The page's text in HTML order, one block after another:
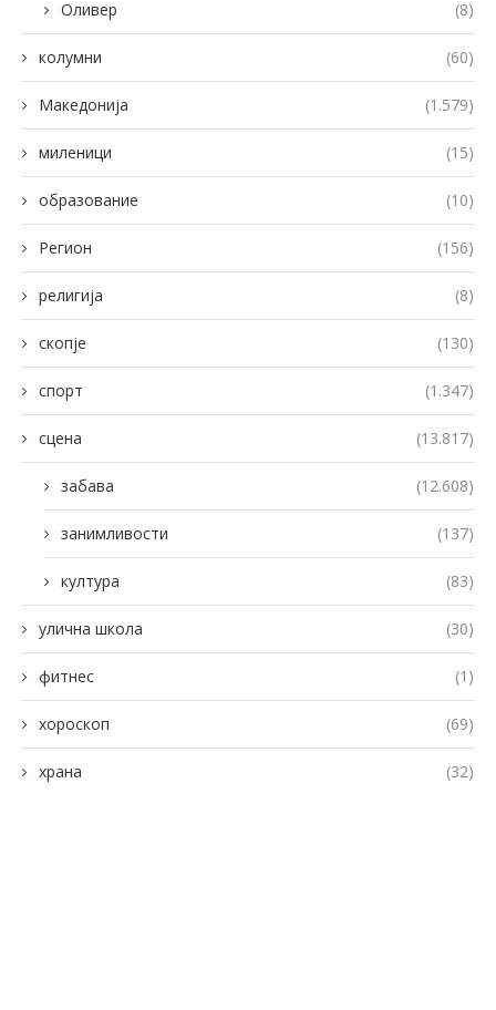
Оливер (8)
колумни (60)
Македонија (1.579)
миленици (15)
образование (10)
Регион (156)
религија (8)
скопје (130)
спорт (1.347)
сцена (13.817)
забава (12.608)
занимливости (137)
култура (83)
улична школа (30)
фитнес (1)
хороскоп (69)
храна (32)